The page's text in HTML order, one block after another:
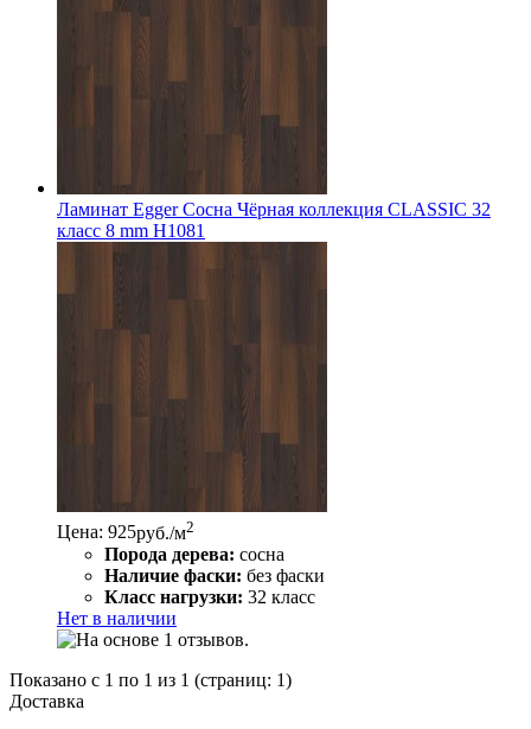
Ламинат Egger Сосна Чёрная коллекция CLASSIC 32
класс 8 mm Н1081
Цена: 925руб./м2
Порода дерева: сосна
Наличие фаски: без фаски
Класс нагрузки: 32 класс
Нет в наличии
Показано с 1 по 1 из 1 (страниц: 1)
Доставка